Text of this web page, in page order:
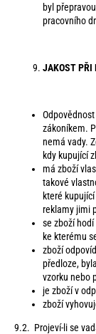
byl
pracovního
JAKOST PŘI
zákoníkem.
nemá vady.
kdy kupující
má zboží
takové
které
reklamy jimi
se zboží
ke kterému
zboží
předloze,
vzorku nebo
je zboží v
zboží
9.2. Projeví-li se